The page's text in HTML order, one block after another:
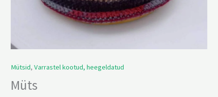
Mütsid,Varrastel kootud, heegeldatud
Müts